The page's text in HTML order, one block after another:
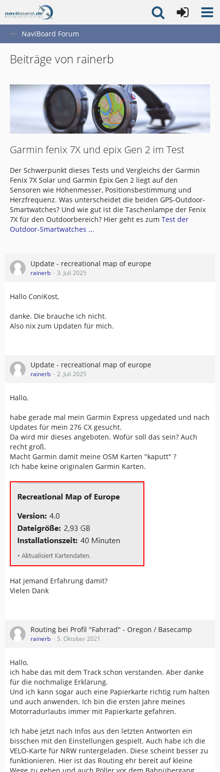
NaviBoard Forum
Beiträge von rainerb
Garmin fenix 7X und epix Gen 2 im Test
Der Schwerpunkt dieses Tests und Vergleichs der Garmin
Fenix 7X Solar und Garmin Epix Gen 2 liegt auf den
Sensoren wie Höhenmesser, Positionsbestimmung und
Herzfrequenz. Was unterscheidet die beiden GPS-Outdoor-
Smartwatches? Und wie gut ist die Taschenlampe der Fenix
7X für den Outdoorbereich? Hier geht es zum Test der
Outdoor-Smartwatches ...
Update - recreational map of europe
rainerb 3. Juli 2025
Hallo ConiKost,
danke. Die brauche ich nicht.
Also nix zum Updaten für mich.
Update - recreational map of europe
rainerb 2. Juli 2025
Hallo,
habe gerade mal mein Garmin Express upgedated und nach
Updates für mein 276 CX gesucht.
Da wird mir dieses angeboten. Wofür soll das sein? Auch
recht groß.
Macht Garmin damit meine OSM Karten "kaputt" ?
Ich habe keine originalen Garmin Karten.
Hat jemand Erfahrung damit?
Vielen Dank
Routing bei Profil "Fahrrad" - Oregon / Basecamp
rainerb 5. Oktober 2021
Hallo,
ich habe das mit dem Track schon verstanden. Aber danke
für die nochmalige Erklärung.
Und ich kann sogar auch eine Papierkarte richtig rum halten
und auch anwenden. Ich bin die ersten Jahre meines
Motorradurlaubs immer mit Papierkarte gefahren.
Ich habe jetzt nach Infos aus den letzten Antworten ein
bisschen mit den Einstellungen gespielt. Auch habe ich die
VELO-Karte für NRW runtergeladen. Diese scheint besser zu
funktionieren. Hier ist das Routing ehr bereit auf kleine